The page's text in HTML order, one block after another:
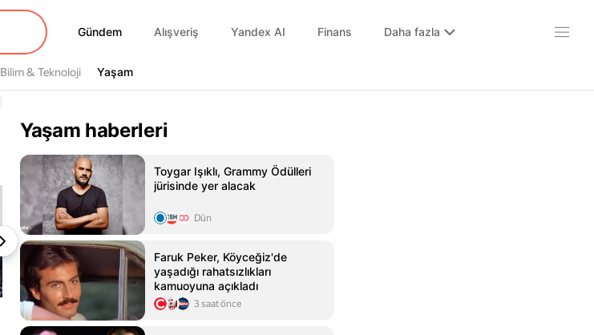
Gündem
Gündem Alışveriş Yandex AI Finans Daha fazla
Bilim & Teknoloji Yaşam
Yaşam
Yaşam haberleri
Toygar Işıklı, Grammy Ödülleri
jürisinde yer alacak
Dün
Faruk Peker, Köyceğiz'de
yaşadığı rahatsızlıkları
kamuoyuna açıkladı
3 saat önce